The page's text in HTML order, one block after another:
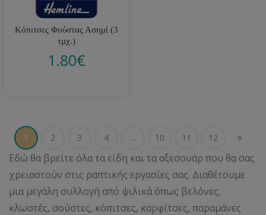
Κόπιτσες Φούστας Ασημί (3
τμχ.)
1.80€
1 2 3 4 … 10 11 12
Εδώ θα βρείτε όλα τα είδη και τα αξεσουάρ που θα σας
χρειαστούν στις ραπτικής εργασίες σας. Διαθέτουμε
μια μεγάλη συλλογή από ψιλικά όπως βελόνες,
κλωστές, σούστες, κόπιτσες, καρφίτσες, παραμάνες